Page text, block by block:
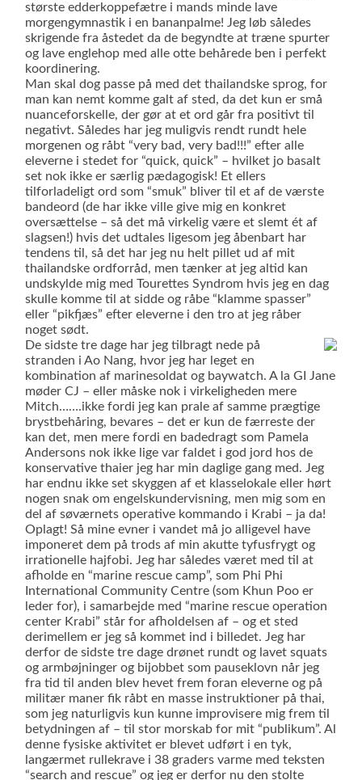
største edderkoppefætre i mands minde lave
morgengymnastik i en bananpalme! Jeg løb således
skrigende fra åstedet da de begyndte at træne spurter
og lave englehop med alle otte behårede ben i perfekt
koordinering.
Man skal dog passe på med det thailandske sprog, for
man kan nemt komme galt af sted, da det kun er små
nuanceforskelle, der gør at et ord går fra positivt til
negativt. Således har jeg muligvis rendt rundt hele
morgenen og råbt “very bad, very bad!!!” efter alle
eleverne i stedet for “quick, quick” – hvilket jo basalt
set nok ikke er særlig pædagogisk! Et ellers
tilforladeligt ord som “smuk” bliver til et af de værste
bandeord (de har ikke ville give mig en konkret
oversættelse – så det må virkelig være et slemt ét af
slagsen!) hvis det udtales ligesom jeg åbenbart har
tendens til, så det har jeg nu helt pillet ud af mit
thailandske ordforråd, men tænker at jeg altid kan
undskylde mig med Tourettes Syndrom hvis jeg en dag
skulle komme til at sidde og råbe “klamme spasser”
eller “pikfjæs” efter eleverne i den tro at jeg råber
noget sødt.
De sidste tre dage har jeg tilbragt nede på
stranden i Ao Nang, hvor jeg har leget en
kombination af marinesoldat og baywatch. A la GI Jane
møder CJ – eller måske nok i virkeligheden mere
Mitch…….ikke fordi jeg kan prale af samme prægtige
brystbehåring, bevares – det er kun de færreste der
kan det, men mere fordi en badedragt som Pamela
Andersons nok ikke lige var faldet i god jord hos de
konservative thaier jeg har min daglige gang med. Jeg
har endnu ikke set skyggen af et klasselokale eller hørt
nogen snak om engelskundervisning, men mig som en
del af søværnets operative kommando i Krabi – ja da!
Oplagt! Så mine evner i vandet må jo alligevel have
imponeret dem på trods af min akutte tyfusfrygt og
irrationelle hajfobi. Jeg har således været med til at
afholde en “marine rescue camp”, som Phi Phi
International Community Centre (som Khun Poo er
leder for), i samarbejde med “marine rescue operation
center Krabi” står for afholdelsen af – og et sted
derimellem er jeg så kommet ind i billedet. Jeg har
derfor de sidste tre dage drønet rundt og lavet squats
og armbøjninger og bijobbet som pauseklovn når jeg
fra tid til anden blev hevet frem foran eleverne og på
militær maner fik råbt en masse instruktioner på thai,
som jeg naturligvis kun kunne improvisere mig frem til
betydningen af – til stor morskab for mit “publikum”. Al
denne fysiske aktivitet er blevet udført i en tyk,
langærmet rullekrave i 38 graders varme med teksten
“search and rescue” og jeg er derfor nu den stolte